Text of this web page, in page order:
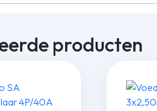
producten